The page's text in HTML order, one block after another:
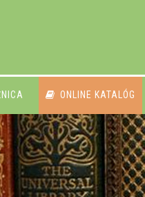
ONLINE KATALÓG